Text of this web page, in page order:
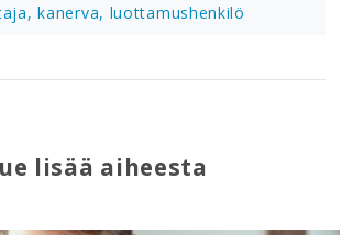
kanerva, luottamushenkilö
lisää aiheesta